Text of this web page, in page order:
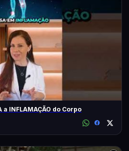
a INFLAMAÇÃO do Corpo